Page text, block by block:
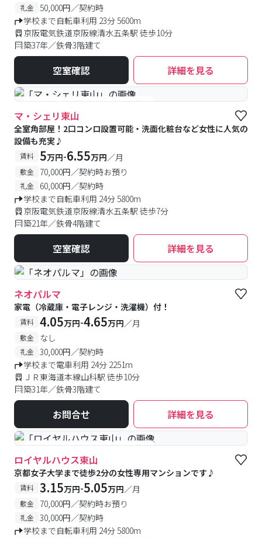
礼金
50,000円／契約時
学校まで自転車利用 23分 5600m
京阪電気鉄道京阪線清水五条駅 徒歩10分
築37年／鉄骨3階建て
空室確認 詳細を見る
#女性専用 #予約受付中 #空室待ち
マ・シェリ東山
全室角部屋！2口コンロ設置可能・洗面化粧台など女性に人気の
設備も充実♪
賃料 5万円-6.55万円／月
敷金 70,000円／契約時お預り
礼金
60,000円／契約時
学校まで自転車利用 24分 5800m
京阪電気鉄道京阪線清水五条駅 徒歩7分
築21年／鉄骨4階建て
空室確認 詳細を見る
ネオパルマ
家電（冷蔵庫・電子レンジ・洗濯機）付！
賃料 4.05万円-4.65万円／月
敷金 なし
礼金
30,000円／契約時
学校まで電車利用 24分 2251m
ＪＲ東海道本線山科駅 徒歩10分
築31年／鉄骨3階建て
お問合せ 詳細を見る
#女性専用 #予約受付中 #空室待ち
ロイヤルハウス東山
京都女子大学まで徒歩2分の女性専用マンションです♪
賃料 3.15万円-5.05万円／月
敷金 70,000円／契約時お預り
礼金
30,000円／契約時
学校まで自転車利用 24分 5800m